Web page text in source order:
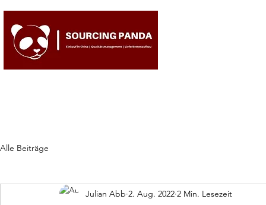
Alle Beiträge
Julian Abb 2. Aug. 2022 2 Min. Lesezeit